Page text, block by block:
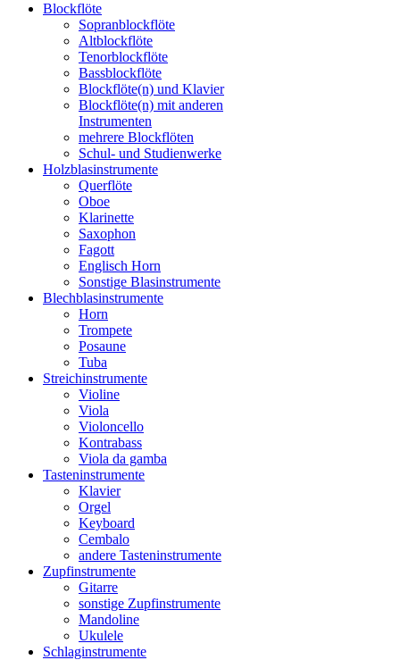
Blockflöte
Sopranblockflöte
Altblockflöte
Tenorblockflöte
Bassblockflöte
Blockflöte(n) und Klavier
Blockflöte(n) mit anderen
Instrumenten
mehrere Blockflöten
Schul- und Studienwerke
Holzblasinstrumente
Querflöte
Oboe
Klarinette
Saxophon
Fagott
Englisch Horn
Sonstige Blasinstrumente
Blechblasinstrumente
Horn
Trompete
Posaune
Tuba
Streichinstrumente
Violine
Viola
Violoncello
Kontrabass
Viola da gamba
Tasteninstrumente
Klavier
Orgel
Keyboard
Cembalo
andere Tasteninstrumente
Zupfinstrumente
Gitarre
sonstige Zupfinstrumente
Mandoline
Ukulele
Schlaginstrumente